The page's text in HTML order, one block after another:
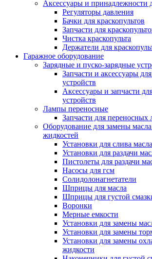
Аксессуары и принадлежности
Регуляторы давления
Бачки для краскопультов
Запчасти для
Чистка краскопульта
Держатели для
Гаражное оборудование
Зарядные и пуско-зарядные
Запчасти и аксессуары
устройств
Аксессуары и запчасти
устройств
Лампы переносные
Запчасти для переносных
Оборудование для замены
жидкостей
Установки для слива масла
Установки для раздачи
Пистолеты для раздачи
Насосы для гсм
Солидолонагнетатели
Шприцы для масла
Шприцы для густой
Воронки
Мерные емкости
Установки для замены
Установки для замены
Установки для замены
жидкости